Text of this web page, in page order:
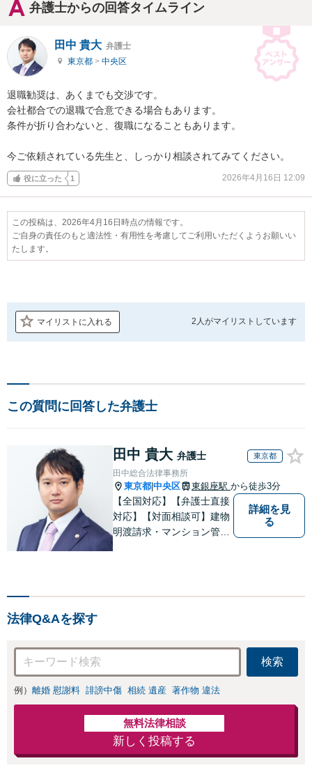
弁護士からの回答タイムライン
田中 貴大 弁護士
東京都 > 中央区
退職勧奨は、あくまでも交渉です。
会社都合での退職で合意できる場合もあります。
条件が折り合わないと、復職になることもあります。
今ご依頼されている先生と、しっかり相談されてみてください。
役に立った 1 2026年4月16日 12:09
この投稿は、2026年4月16日時点の情報です。
ご自身の責任のもと適法性・有用性を考慮してご利用いただくようお願いい
たします。
マイリストに入れる 2人がマイリストしています
この質問に回答した弁護士
田中 貴大 弁護士 東京都
田中総合法律事務所
東京都 中央区 東銀座駅 から徒歩3分
【全国対応】【弁護士直接
対応】【対面相談可】建物
明渡請求・マンション管理
詳細を見
る
法律Q&Aを探す
検索
例） 離婚 慰謝料 誹謗中傷 相続 遺産 著作物 違法
無料法律相談
新しく投稿する